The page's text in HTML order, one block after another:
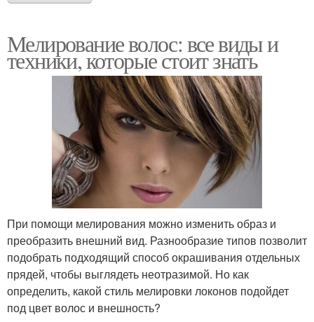
Мелирование волос: все виды и
техники, которые стоит знать
При помощи мелирования можно изменить образ и
преобразить внешний вид. Разнообразие типов позволит
подобрать подходящий способ окрашивания отдельных
прядей, чтобы выглядеть неотразимой. Но как
определить, какой стиль мелировки локонов подойдет
под цвет волос и внешность?